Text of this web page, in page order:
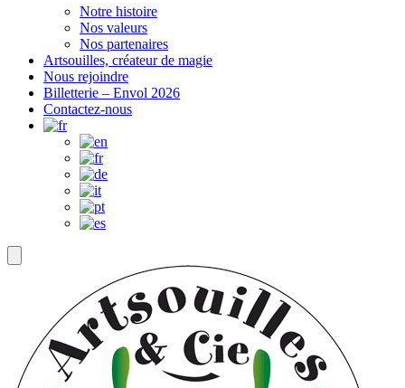
Notre histoire
Nos valeurs
Nos partenaires
Artsouilles, créateur de magie
Nous rejoindre
Billetterie – Envol 2026
Contactez-nous